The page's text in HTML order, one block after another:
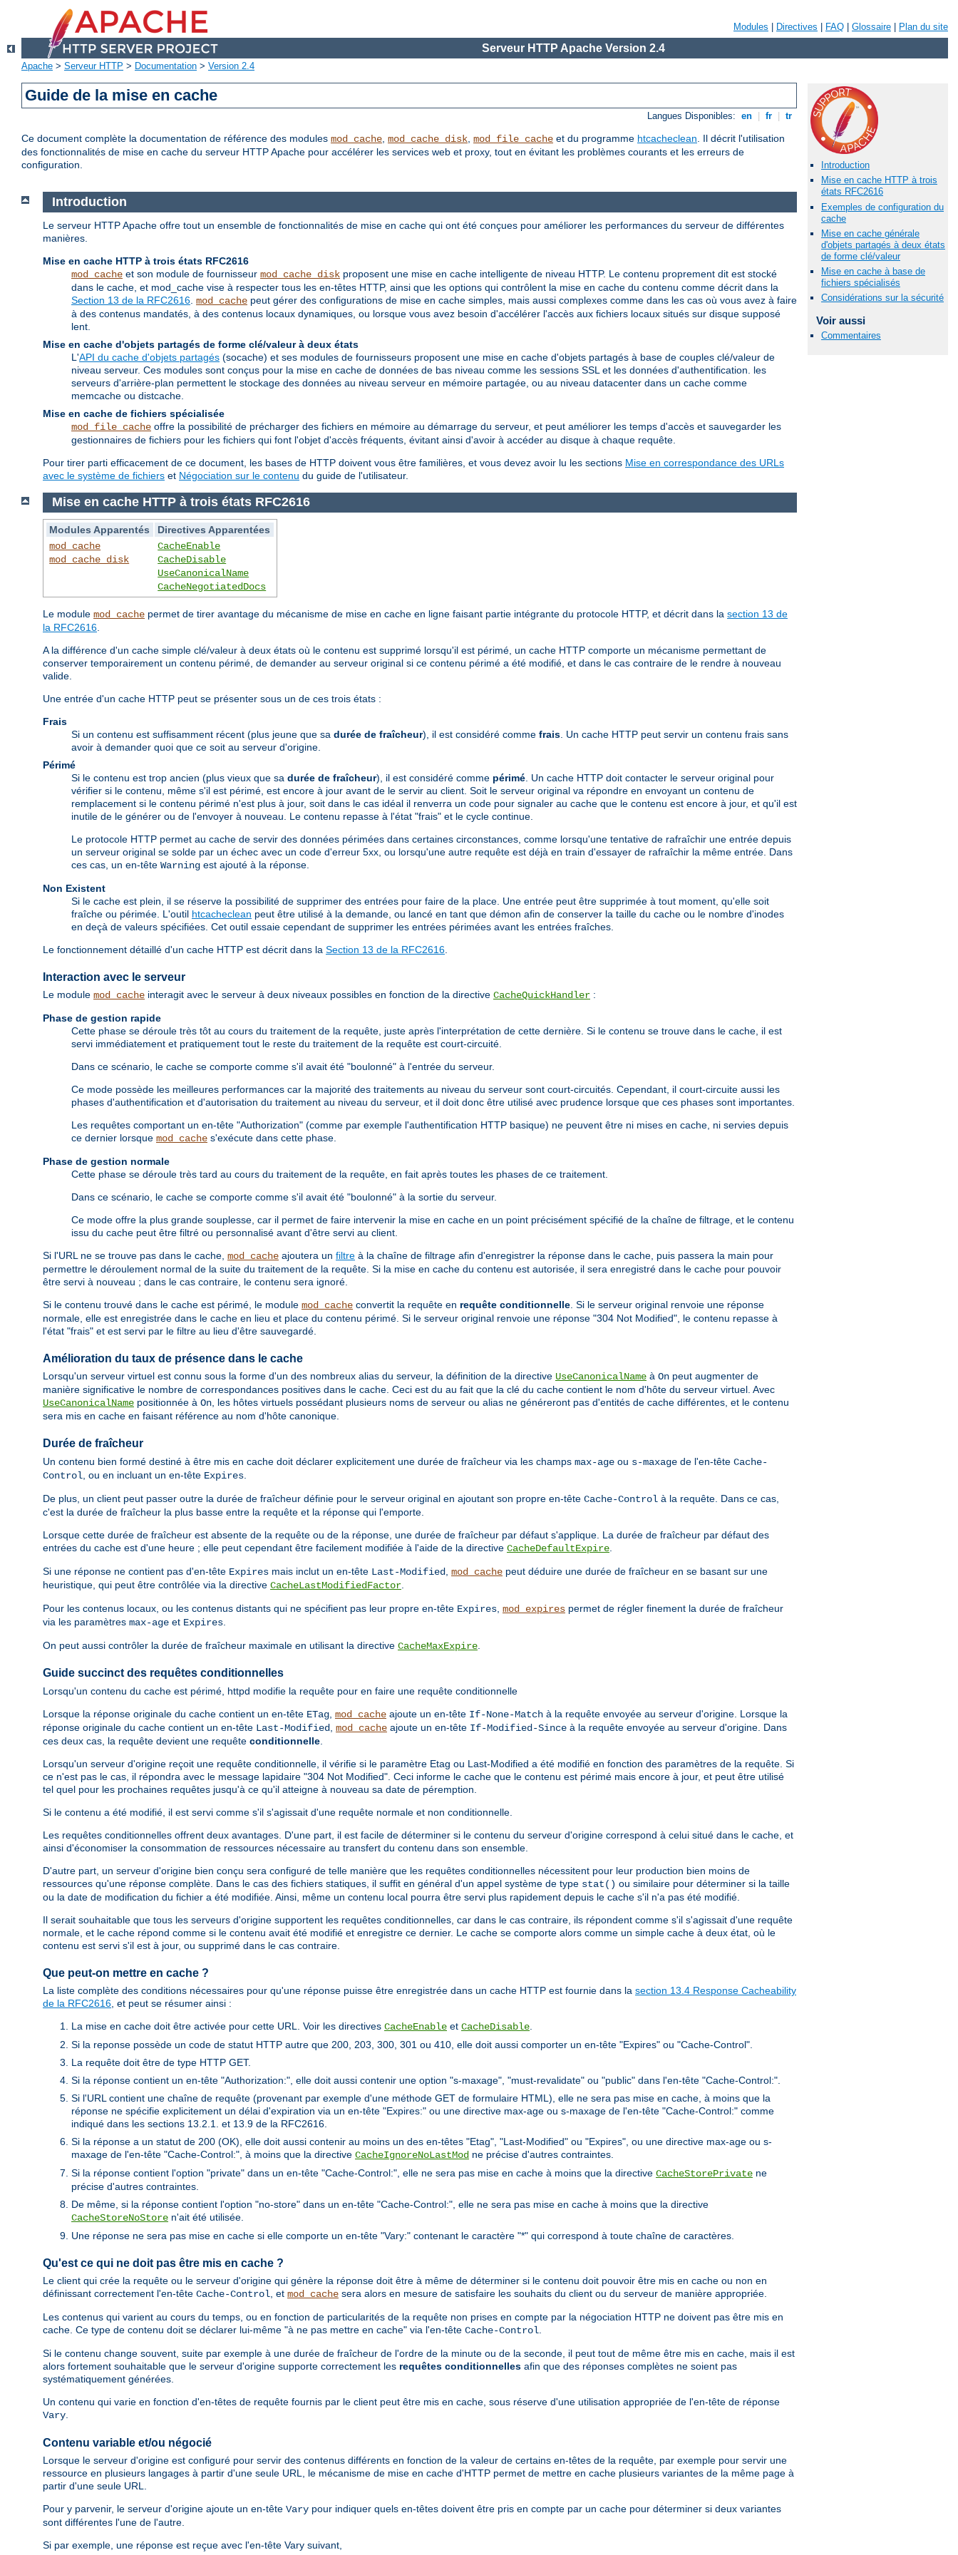
Modules Directives FAQ Glossaire Plan du site
Serveur HTTP Apache Version 2.4
Apache > Serveur HTTP > Documentation > Version 2.4
Guide de la mise en cache
Langues Disponibles: en fr tr
Ce document complète la documentation de référence des modules mod_cache, mod_cache_disk, mod_file_cache et du programme htcacheclean. Il décrit l'utilisation
des fonctionnalités de mise en cache du serveur HTTP Apache pour accélérer les services web et proxy, tout en évitant les problèmes courants et les erreurs de
configuration.
Introduction
Mise en cache HTTP à trois
états RFC2616
Exemples de configuration du
cache
Mise en cache générale
d'objets partagés à deux états
de forme clé/valeur
Mise en cache à base de
fichiers spécialisés
Considérations sur la sécurité
Voir aussi
Commentaires
Introduction
Le serveur HTTP Apache offre tout un ensemble de fonctionnalités de mise en cache qui ont été conçues pour améliorer les performances du serveur de différentes
manières.
Mise en cache HTTP à trois états RFC2616
mod_cache et son module de fournisseur mod_cache_disk proposent une mise en cache intelligente de niveau HTTP. Le contenu proprement dit est stocké
dans le cache, et mod_cache vise à respecter tous les en-têtes HTTP, ainsi que les options qui contrôlent la mise en cache du contenu comme décrit dans la
Section 13 de la RFC2616 mod_cache peut gérer des configurations de mise en cache simples, mais aussi complexes comme dans les cas où vous avez à faire
à des contenus mandatés, à des contenus locaux dynamiques, ou lorsque vous avez besoin d'accélérer l'accès aux fichiers locaux situés sur disque supposé
lent.
Mise en cache d'objets partagés de forme clé/valeur à deux états
L'API du cache d'objets partagés (socache) et ses modules de fournisseurs proposent une mise en cache d'objets partagés à base de couples clé/valeur de
niveau serveur. Ces modules sont conçus pour la mise en cache de données de bas niveau comme les sessions SSL et les données d'authentification. les
serveurs d'arrière-plan permettent le stockage des données au niveau serveur en mémoire partagée, ou au niveau datacenter dans un cache comme
memcache ou distcache.
Mise en cache de fichiers spécialisée
mod_file_cache offre la possibilité de précharger des fichiers en mémoire au démarrage du serveur, et peut améliorer les temps d'accès et sauvegarder les
gestionnaires de fichiers pour les fichiers qui font l'objet d'accès fréquents, évitant ainsi d'avoir à accéder au disque à chaque requête.
Pour tirer parti efficacement de ce document, les bases de HTTP doivent vous être familières, et vous devez avoir lu les sections Mise en correspondance des URLs
avec le système de fichiers et Négociation sur le contenu du guide de l'utilisateur.
Mise en cache HTTP à trois états RFC2616
Modules Apparentés
Directives Apparentées
mod_cache
mod_cache_disk
CacheEnable
CacheDisable
UseCanonicalName
CacheNegotiatedDocs
Le module mod_cache permet de tirer avantage du mécanisme de mise en cache en ligne faisant partie intégrante du protocole HTTP, et décrit dans la section 13 de
la RFC2616
A la différence d'un cache simple clé/valeur à deux états où le contenu est supprimé lorsqu'il est périmé, un cache HTTP comporte un mécanisme permettant de
conserver temporairement un contenu périmé, de demander au serveur original si ce contenu périmé a été modifié, et dans le cas contraire de le rendre à nouveau
valide.
Une entrée d'un cache HTTP peut se présenter sous un de ces trois états :
Frais
Si un contenu est suffisamment récent (plus jeune que sa durée de fraîcheur), il est considéré comme frais . Un cache HTTP peut servir un contenu frais sans
avoir à demander quoi que ce soit au serveur d'origine.
Périmé
Si le contenu est trop ancien (plus vieux que sa durée de fraîcheur), il est considéré comme périmé . Un cache HTTP doit contacter le serveur original pour
vérifier si le contenu, même s'il est périmé, est encore à jour avant de le servir au client. Soit le serveur original va répondre en envoyant un contenu de
remplacement si le contenu périmé n'est plus à jour, soit dans le cas idéal il renverra un code pour signaler au cache que le contenu est encore à jour, et qu'il est
inutile de le générer ou de l'envoyer à nouveau. Le contenu repasse à l'état "frais" et le cycle continue.
Le protocole HTTP permet au cache de servir des données périmées dans certaines circonstances, comme lorsqu'une tentative de rafraîchir une entrée depuis
un serveur original se solde par un échec avec un code d'erreur 5xx, ou lorsqu'une autre requête est déjà en train d'essayer de rafraîchir la même entrée. Dans
ces cas, un en-tête Warning est ajouté à la réponse.
Non Existent
Si le cache est plein, il se réserve la possibilité de supprimer des entrées pour faire de la place. Une entrée peut être supprimée à tout moment, qu'elle soit
fraîche ou périmée. L'outil htcacheclean peut être utilisé à la demande, ou lancé en tant que démon afin de conserver la taille du cache ou le nombre d'inodes
en deçà de valeurs spécifiées. Cet outil essaie cependant de supprimer les entrées périmées avant les entrées fraîches.
Le fonctionnement détaillé d'un cache HTTP est décrit dans la Section 13 de la RFC2616
Interaction avec le serveur
Le module mod_cache interagit avec le serveur à deux niveaux possibles en fonction de la directive CacheQuickHandler :
Phase de gestion rapide
Cette phase se déroule très tôt au cours du traitement de la requête, juste après l'interprétation de cette dernière. Si le contenu se trouve dans le cache, il est
servi immédiatement et pratiquement tout le reste du traitement de la requête est court-circuité.
Dans ce scénario, le cache se comporte comme s'il avait été "boulonné" à l'entrée du serveur.
Ce mode possède les meilleures performances car la majorité des traitements au niveau du serveur sont court-circuités. Cependant, il court-circuite aussi les
phases d'authentification et d'autorisation du traitement au niveau du serveur, et il doit donc être utilisé avec prudence lorsque que ces phases sont importantes.
Les requêtes comportant un en-tête "Authorization" (comme par exemple l'authentification HTTP basique) ne peuvent être ni mises en cache, ni servies depuis
ce dernier lorsque mod_cache s'exécute dans cette phase.
Phase de gestion normale
Cette phase se déroule très tard au cours du traitement de la requête, en fait après toutes les phases de ce traitement.
Dans ce scénario, le cache se comporte comme s'il avait été "boulonné" à la sortie du serveur.
Ce mode offre la plus grande souplesse, car il permet de faire intervenir la mise en cache en un point précisément spécifié de la chaîne de filtrage, et le contenu
issu du cache peut être filtré ou personnalisé avant d'être servi au client.
Si l'URL ne se trouve pas dans le cache, mod_cache ajoutera un filtre à la chaîne de filtrage afin d'enregistrer la réponse dans le cache, puis passera la main pour
permettre le déroulement normal de la suite du traitement de la requête. Si la mise en cache du contenu est autorisée, il sera enregistré dans le cache pour pouvoir
être servi à nouveau ; dans le cas contraire, le contenu sera ignoré.
Si le contenu trouvé dans le cache est périmé, le module mod_cache convertit la requête en requête conditionnelle. Si le serveur original renvoie une réponse
normale, elle est enregistrée dans le cache en lieu et place du contenu périmé. Si le serveur original renvoie une réponse "304 Not Modified", le contenu repasse à
l'état "frais" et est servi par le filtre au lieu d'être sauvegardé.
Amélioration du taux de présence dans le cache
Lorsqu'un serveur virtuel est connu sous la forme d'un des nombreux alias du serveur, la définition de la directive UseCanonicalName à On peut augmenter de
manière significative le nombre de correspondances positives dans le cache. Ceci est du au fait que la clé du cache contient le nom d'hôte du serveur virtuel. Avec
UseCanonicalName positionnée à On, les hôtes virtuels possédant plusieurs noms de serveur ou alias ne généreront pas d'entités de cache différentes, et le contenu
sera mis en cache en faisant référence au nom d'hôte canonique.
Durée de fraîcheur
Un contenu bien formé destiné à être mis en cache doit déclarer explicitement une durée de fraîcheur via les champs max-age ou s-maxage de l'en-tête Cache-
Control , ou en incluant un en-tête Expires
De plus, un client peut passer outre la durée de fraîcheur définie pour le serveur original en ajoutant son propre en-tête Cache-Control à la requête. Dans ce cas,
c'est la durée de fraîcheur la plus basse entre la requête et la réponse qui l'emporte.
Lorsque cette durée de fraîcheur est absente de la requête ou de la réponse, une durée de fraîcheur par défaut s'applique. La durée de fraîcheur par défaut des
entrées du cache est d'une heure ; elle peut cependant être facilement modifiée à l'aide de la directive CacheDefaultExpire
Si une réponse ne contient pas d'en-tête Expires mais inclut un en-tête Last-Modified mod_cache peut déduire une durée de fraîcheur en se basant sur une
heuristique, qui peut être contrôlée via la directive CacheLastModifiedFactor
Pour les contenus locaux, ou les contenus distants qui ne spécifient pas leur propre en-tête Expires mod_expires permet de régler finement la durée de fraîcheur
via les paramètres max-age et Expires
On peut aussi contrôler la durée de fraîcheur maximale en utilisant la directive CacheMaxExpire
Guide succinct des requêtes conditionnelles
Lorsqu'un contenu du cache est périmé, httpd modifie la requête pour en faire une requête conditionnelle
Lorsque la réponse originale du cache contient un en-tête ETag mod_cache ajoute un en-tête If-None-Match à la requête envoyée au serveur d'origine. Lorsque la
réponse originale du cache contient un en-tête Last-Modified mod_cache ajoute un en-tête If-Modified-Since à la requête envoyée au serveur d'origine. Dans
ces deux cas, la requête devient une requête conditionnelle
Lorsqu'un serveur d'origine reçoit une requête conditionnelle, il vérifie si le paramètre Etag ou Last-Modified a été modifié en fonction des paramètres de la requête. Si
ce n'est pas le cas, il répondra avec le message lapidaire "304 Not Modified". Ceci informe le cache que le contenu est périmé mais encore à jour, et peut être utilisé
tel quel pour les prochaines requêtes jusqu'à ce qu'il atteigne à nouveau sa date de péremption.
Si le contenu a été modifié, il est servi comme s'il s'agissait d'une requête normale et non conditionnelle.
Les requêtes conditionnelles offrent deux avantages. D'une part, il est facile de déterminer si le contenu du serveur d'origine correspond à celui situé dans le cache, et
ainsi d'économiser la consommation de ressources nécessaire au transfert du contenu dans son ensemble.
D'autre part, un serveur d'origine bien conçu sera configuré de telle manière que les requêtes conditionnelles nécessitent pour leur production bien moins de
ressources qu'une réponse complète. Dans le cas des fichiers statiques, il suffit en général d'un appel système de type stat() ou similaire pour déterminer si la taille
ou la date de modification du fichier a été modifiée. Ainsi, même un contenu local pourra être servi plus rapidement depuis le cache s'il n'a pas été modifié.
Il serait souhaitable que tous les serveurs d'origine supportent les requêtes conditionnelles, car dans le cas contraire, ils répondent comme s'il s'agissait d'une requête
normale, et le cache répond comme si le contenu avait été modifié et enregistre ce dernier. Le cache se comporte alors comme un simple cache à deux état, où le
contenu est servi s'il est à jour, ou supprimé dans le cas contraire.
Que peut-on mettre en cache ?
La liste complète des conditions nécessaires pour qu'une réponse puisse être enregistrée dans un cache HTTP est fournie dans la section 13.4 Response Cacheability
de la RFC2616 , et peut se résumer ainsi :
La mise en cache doit être activée pour cette URL. Voir les directives CacheEnable et CacheDisable
Si la reponse possède un code de statut HTTP autre que 200, 203, 300, 301 ou 410, elle doit aussi comporter un en-tête "Expires" ou "Cache-Control".
La requête doit être de type HTTP GET.
Si la réponse contient un en-tête "Authorization:", elle doit aussi contenir une option "s-maxage", "must-revalidate" ou "public" dans l'en-tête "Cache-Control:".
Si l'URL contient une chaîne de requête (provenant par exemple d'une méthode GET de formulaire HTML), elle ne sera pas mise en cache, à moins que la
réponse ne spécifie explicitement un délai d'expiration via un en-tête "Expires:" ou une directive max-age ou s-maxage de l'en-tête "Cache-Control:" comme
indiqué dans les sections 13.2.1. et 13.9 de la RFC2616.
Si la réponse a un statut de 200 (OK), elle doit aussi contenir au moins un des en-têtes "Etag", "Last-Modified" ou "Expires", ou une directive max-age ou s-
maxage de l'en-tête "Cache-Control:", à moins que la directive CacheIgnoreNoLastMod ne précise d'autres contraintes.
Si la réponse contient l'option "private" dans un en-tête "Cache-Control:", elle ne sera pas mise en cache à moins que la directive CacheStorePrivate ne
précise d'autres contraintes.
De même, si la réponse contient l'option "no-store" dans un en-tête "Cache-Control:", elle ne sera pas mise en cache à moins que la directive
CacheStoreNoStore n'ait été utilisée.
Une réponse ne sera pas mise en cache si elle comporte un en-tête "Vary:" contenant le caractère "*" qui correspond à toute chaîne de caractères.
Qu'est ce qui ne doit pas être mis en cache ?
Le client qui crée la requête ou le serveur d'origine qui génère la réponse doit être à même de déterminer si le contenu doit pouvoir être mis en cache ou non en
définissant correctement l'en-tête Cache-Control , et mod_cache sera alors en mesure de satisfaire les souhaits du client ou du serveur de manière appropriée.
Les contenus qui varient au cours du temps, ou en fonction de particularités de la requête non prises en compte par la négociation HTTP ne doivent pas être mis en
cache. Ce type de contenu doit se déclarer lui-même "à ne pas mettre en cache" via l'en-tête Cache-Control
Si le contenu change souvent, suite par exemple à une durée de fraîcheur de l'ordre de la minute ou de la seconde, il peut tout de même être mis en cache, mais il est
alors fortement souhaitable que le serveur d'origine supporte correctement les requêtes conditionnelles afin que des réponses complètes ne soient pas
systématiquement générées.
Un contenu qui varie en fonction d'en-têtes de requête fournis par le client peut être mis en cache, sous réserve d'une utilisation appropriée de l'en-tête de réponse
Vary
Contenu variable et/ou négocié
Lorsque le serveur d'origine est configuré pour servir des contenus différents en fonction de la valeur de certains en-têtes de la requête, par exemple pour servir une
ressource en plusieurs langages à partir d'une seule URL, le mécanisme de mise en cache d'HTTP permet de mettre en cache plusieurs variantes de la même page à
partir d'une seule URL.
Pour y parvenir, le serveur d'origine ajoute un en-tête Vary pour indiquer quels en-têtes doivent être pris en compte par un cache pour déterminer si deux variantes
sont différentes l'une de l'autre.
Si par exemple, une réponse est reçue avec l'en-tête Vary suivant,